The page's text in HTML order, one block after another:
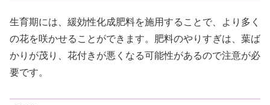
生育期には、緩効性化成肥料を施用することで、より多く
の花を咲かせることができます。肥料のやりすぎは、葉ば
かりが茂り、花付きが悪くなる可能性があるので注意が必
要です。